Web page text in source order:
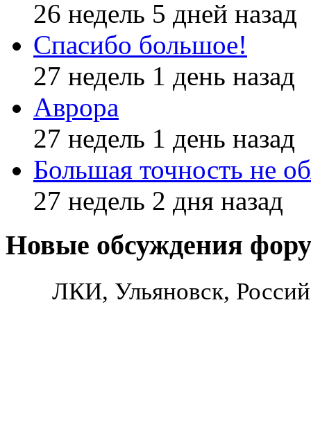
26 недель 5 дней назад
Спасибо большое!
27 недель 1 день назад
Аврора
27 недель 1 день назад
Большая точность не
27 недель 2 дня назад
Новые обсуждения
ЛКИ, Ульяновск,